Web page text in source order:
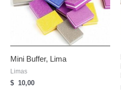
Mini Buffer, Lima
Limas
$ 10,00